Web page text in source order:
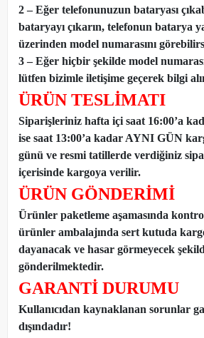
2 – Eğer telefonunuzun bataryası
bataryayı çıkarın, telefonun batarya
üzerinden model numarasını
3 – Eğer hiçbir şekilde model
lütfen bizimle iletişime geçerek bilgi
ÜRÜN TESLİMATI
Siparişleriniz hafta içi saat 16:00’a
ise saat 13:00’a kadar AYNI GÜN
günü ve resmi tatillerde verdiğiniz
içerisinde kargoya verilir.
ÜRÜN GÖNDERİMİ
Ürünler paketleme aşamasında
ürünler ambalajında sert kutuda
dayanacak ve hasar görmeyecek
gönderilmektedir.
GARANTİ DURUMU
Kullanıcıdan kaynaklanan sorunlar
dışındadır!